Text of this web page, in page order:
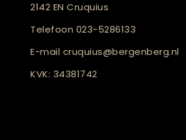
2142 EN Cruquius
Telefoon 023-5286133
E-mail cruquius@bergenberg.nl
KVK: 34381742